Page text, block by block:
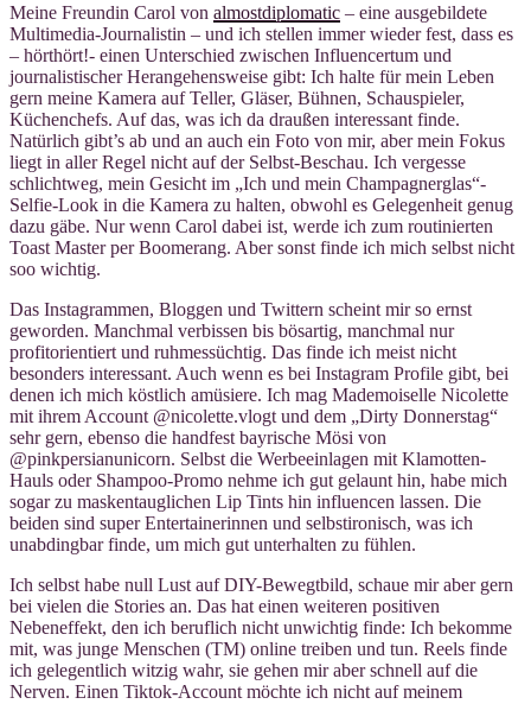
Meine Freundin Carol von almostdiplomatic – eine ausgebildete
Multimedia-Journalistin – und ich stellen immer wieder fest, dass es
– hörthört!- einen Unterschied zwischen Influencertum und
journalistischer Herangehensweise gibt: Ich halte für mein Leben
gern meine Kamera auf Teller, Gläser, Bühnen, Schauspieler,
Küchenchefs. Auf das, was ich da draußen interessant finde.
Natürlich gibt’s ab und an auch ein Foto von mir, aber mein Fokus
liegt in aller Regel nicht auf der Selbst-Beschau. Ich vergesse
schlichtweg, mein Gesicht im „Ich und mein Champagnerglas“-
Selfie-Look in die Kamera zu halten, obwohl es Gelegenheit genug
dazu gäbe. Nur wenn Carol dabei ist, werde ich zum routinierten
Toast Master per Boomerang. Aber sonst finde ich mich selbst nicht
soo wichtig.
Das Instagrammen, Bloggen und Twittern scheint mir so ernst
geworden. Manchmal verbissen bis bösartig, manchmal nur
profitorientiert und ruhmessüchtig. Das finde ich meist nicht
besonders interessant. Auch wenn es bei Instagram Profile gibt, bei
denen ich mich köstlich amüsiere. Ich mag Mademoiselle Nicolette
mit ihrem Account @nicolette.vlogt und dem „Dirty Donnerstag“
sehr gern, ebenso die handfest bayrische Mösi von
@pinkpersianunicorn. Selbst die Werbeeinlagen mit Klamotten-
Hauls oder Shampoo-Promo nehme ich gut gelaunt hin, habe mich
sogar zu maskentauglichen Lip Tints hin influencen lassen. Die
beiden sind super Entertainerinnen und selbstironisch, was ich
unabdingbar finde, um mich gut unterhalten zu fühlen.
Ich selbst habe null Lust auf DIY-Bewegtbild, schaue mir aber gern
bei vielen die Stories an. Das hat einen weiteren positiven
Nebeneffekt, den ich beruflich nicht unwichtig finde: Ich bekomme
mit, was junge Menschen (TM) online treiben und tun. Reels finde
ich gelegentlich witzig wahr, sie gehen mir aber schnell auf die
Nerven. Einen Tiktok-Account möchte ich nicht auf meinem